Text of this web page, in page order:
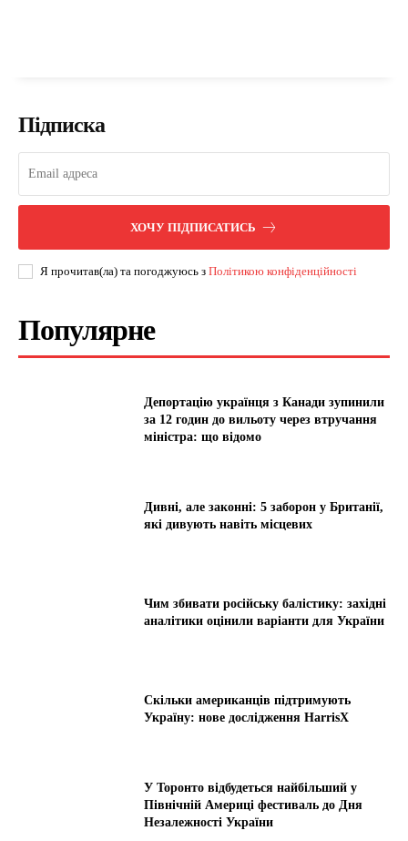
Підписка
ХОЧУ ПІДПИСАТИСЬ
Я прочитав(ла) та погоджуюсь з Політикою конфіденційності
Популярне
Депортацію українця з Канади зупинили
за 12 годин до вильоту через втручання
міністра: що відомо
Дивні, але законні: 5 заборон у Британії,
які дивують навіть місцевих
Чим збивати російську балістику: західні
аналітики оцінили варіанти для України
Скільки американців підтримують
Україну: нове дослідження HarrisX
У Торонто відбудеться найбільший у
Північній Америці фестиваль до Дня
Незалежності України